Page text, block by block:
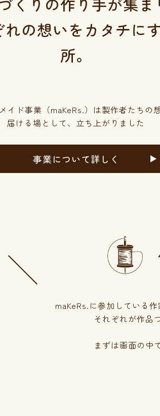
れの想いをカタチに
所。
イド事業（maKeRs.）は製作者たちの
届ける場として、立ち上がりました
事業について詳しく
maKeRs.に参加している
それぞれが作品
まずは画面の中